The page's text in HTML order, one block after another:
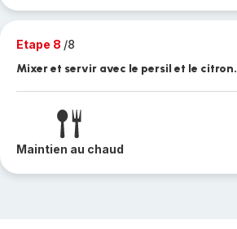
Etape 8 /8
Mixer et servir avec le persil et le citron.
Maintien au chaud